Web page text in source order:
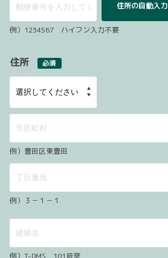
住所の自動入力
例）1234567 ハイフン入力不要
住所 必須
例）豊田区東豊田
例）３－１－１